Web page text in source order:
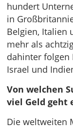
hundert
in
Belgien, Italien
mehr als
dahinter folgen
Israel und
Von welchen
viel Geld geht
Die weltweiten